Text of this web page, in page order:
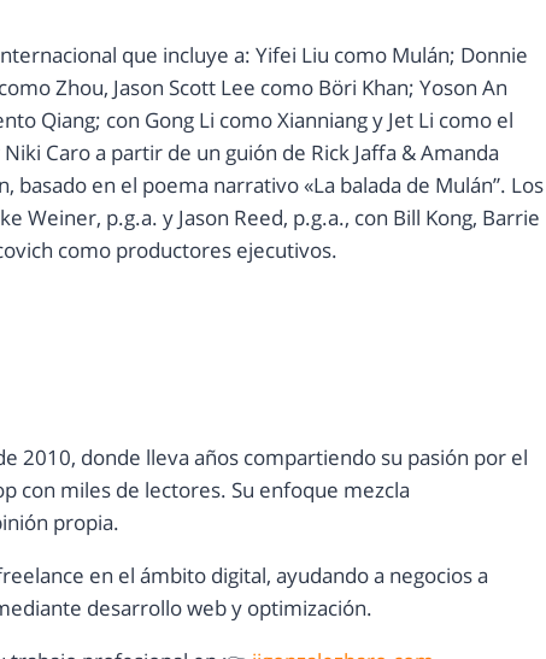
que incluye a: Yifei Liu como Mulán; Donnie
Zhou, Jason Scott Lee como Böri Khan; Yoson An
Qiang; con Gong Li como Xianniang y Jet Li como el
Caro a partir de un guión de Rick Jaffa & Amanda
basado en el poema narrativo «La balada de Mulán”. Los
Weiner, p.g.a. y Jason Reed, p.g.a., con Bill Kong, Barrie
como productores ejecutivos.
2010, donde lleva años compartiendo su pasión por el
con miles de lectores. Su enfoque mezcla
propia.
en el ámbito digital, ayudando a negocios a
desarrollo web y optimización.